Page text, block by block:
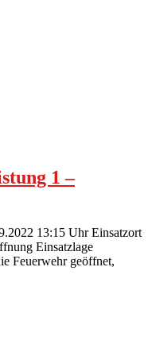
1 –
13:15 Uhr Einsatzort
Einsatzlage
Feuerwehr geöffnet,